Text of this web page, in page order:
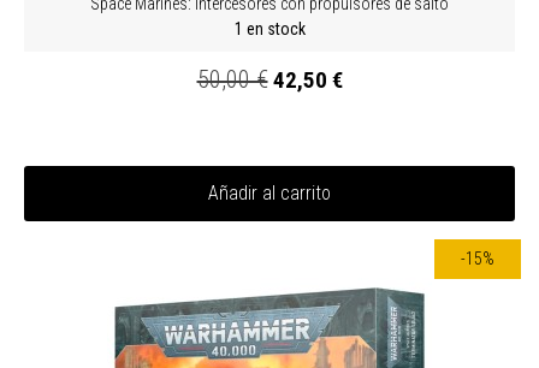
1 en stock
50,00 €42,50 €
Añadir al carrito
-15%